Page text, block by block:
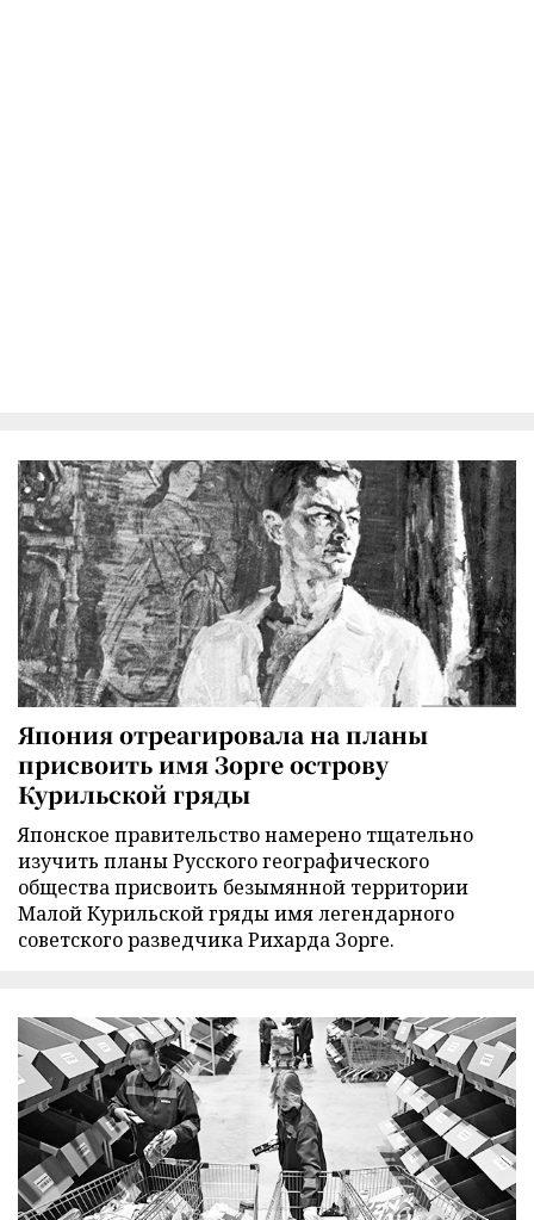
Япония отреагировала на планы
присвоить имя Зорге острову
Курильской гряды
Японское правительство намерено тщательно
изучить планы Русского географического
общества присвоить безымянной территории
Малой Курильской гряды имя легендарного
советского разведчика Рихарда Зорге.